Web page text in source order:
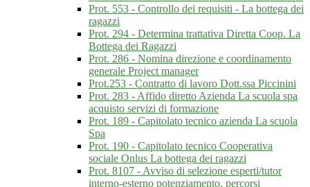
Prot. 553 - Controllo dei requisiti - La bottega dei
ragazzi
Prot. 294 - Determina trattativa Diretta Coop. La
Bottega dei Ragazzi
Prot. 286 - Nomina direzione e coordinamento
generale Project manager
Prot.253 - Contratto di lavoro Dott.ssa Piccinini
Prot. 283 - Affido diretto Azienda La scuola spa
acquisto servizi di formazione
Prot. 189 - Capitolato tecnico azienda La scuola
Spa
Prot. 190 - Capitolato tecnico Cooperativa
sociale Onlus La bottega dei ragazzi
Prot. 8107 - Avviso di selezione esperti/tutor
interno-esterno potenziamento, percorsi